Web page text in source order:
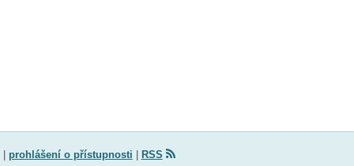
prohlášení o přístupnosti RSS